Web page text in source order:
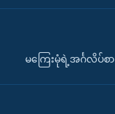
မကြေးမုံရဲ့အင်္ဂလိပ်စာ